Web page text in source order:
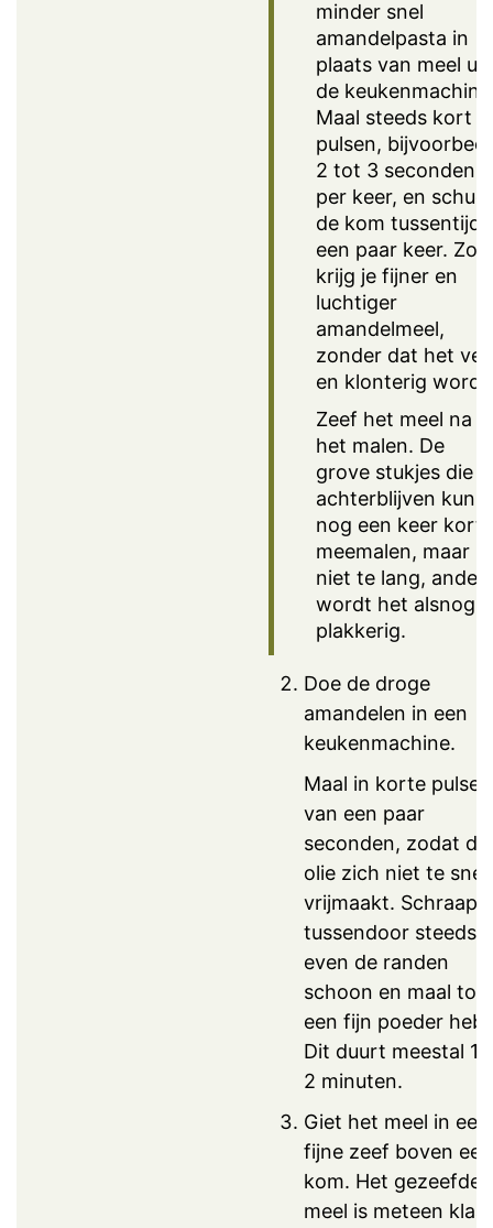
minder snel
amandelpasta in
plaats van meel uit
de
Maal steeds kort in
pulsen,
2 tot 3 seconden
per keer, en schud
de kom tussentijds
een paar keer. Zo
krijg je fijner en
luchtiger
amandelmeel,
zonder dat het vet
en klonterig wordt.
Zeef het meel na
het malen. De
grove stukjes die
achterblijven kun
nog een keer kort
meemalen, maar
niet te lang,
wordt het alsnog
plakkerig.
Doe de droge
amandelen in een
keukenmachine.
Maal in korte pulsen
van een paar
seconden, zodat de
olie zich niet te snel
vrijmaakt. Schraap
tussendoor steeds
even de randen
schoon en maal tot
een fijn poeder
Dit duurt meestal 1
2 minuten.
Giet het meel in een
fijne zeef boven een
kom. Het gezeefde
meel is meteen klaar